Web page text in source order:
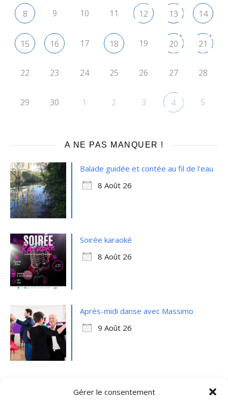
Gérer le consentement
8 9 10 11 12 13 14
15 16 17 18 19 20
+
21
+
22 23 24 25 26 27 28
29 30 1 2 3 4 5
A NE PAS MANQUER !
Balade guidée et contée au fil de l'eau
8 Août 26
Soirée karaoké
8 Août 26
Après-midi danse avec Massimo
9 Août 26